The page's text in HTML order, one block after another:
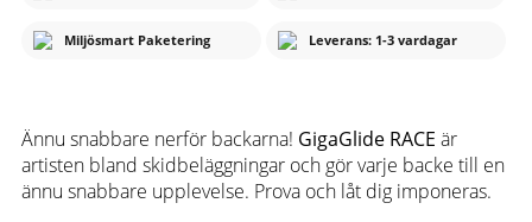
Miljösmart Paketering Leverans: 1-3 vardagar
Ännu snabbare nerför backarna! GigaGlide RACE är
artisten bland skidbeläggningar och gör varje backe till en
ännu snabbare upplevelse. Prova och låt dig imponeras.